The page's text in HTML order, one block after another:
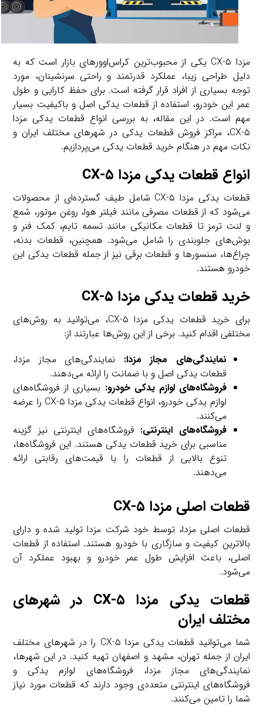
مزدا CX-۵ یکی از محبوب‌ترین کراس‌اوورهای بازار است که به
دلیل طراحی زیبا، عملکرد قدرتمند و راحتی سرنشینان، مورد
توجه بسیاری از افراد قرار گرفته است. برای حفظ کارایی و طول
عمر این خودرو، استفاده از قطعات یدکی اصل و باکیفیت بسیار
مهم است. در این مقاله، به بررسی انواع قطعات یدکی مزدا
CX-۵، مراکز فروش قطعات یدکی در شهرهای مختلف ایران و
نکات مهم در هنگام خرید قطعات یدکی می‌پردازیم.
انواع قطعات یدکی مزدا CX-۵
قطعات یدکی مزدا CX-۵ شامل طیف گسترده‌ای از محصولات
می‌شود که از قطعات مصرفی مانند فیلتر هوا، روغن موتور، شمع
و لنت ترمز تا قطعات مکانیکی مانند تسمه تایم، کمک فنر و
بوش‌های جلوبندی را شامل می‌شود. همچنین، قطعات بدنه،
چراغ‌ها، سنسورها و قطعات برقی نیز از جمله قطعات یدکی این
خودرو هستند.
خرید قطعات یدکی مزدا CX-۵
برای خرید قطعات یدکی مزدا CX-۵، می‌توانید به روش‌های
مختلفی اقدام کنید. برخی از این روش‌ها عبارتند از:
نمایندگی‌های مجاز مزدا: نمایندگی‌های مجاز مزدا،
قطعات یدکی اصل و با ضمانت را ارائه می‌دهند.
فروشگاه‌های لوازم یدکی خودرو: بسیاری از فروشگاه‌های
لوازم یدکی خودرو، انواع قطعات یدکی مزدا CX-۵ را عرضه
می‌کنند.
فروشگاه‌های اینترنتی: فروشگاه‌های اینترنتی نیز گزینه
مناسبی برای خرید قطعات یدکی هستند. این فروشگاه‌ها،
تنوع بالایی از قطعات را با قیمت‌های رقابتی ارائه
می‌دهند.
قطعات اصلی مزدا CX-۵
قطعات اصلی مزدا، توسط خود شرکت مزدا تولید شده و دارای
بالاترین کیفیت و سازگاری با خودرو هستند. استفاده از قطعات
اصلی، باعث افزایش طول عمر خودرو و بهبود عملکرد آن
می‌شود.
قطعات یدکی مزدا CX-۵ در شهرهای
مختلف ایران
شما می‌توانید قطعات یدکی مزدا CX-۵ را در شهرهای مختلف
ایران از جمله تهران، مشهد و اصفهان تهیه کنید. در این شهرها،
نمایندگی‌های مجاز مزدا، فروشگاه‌های لوازم یدکی و
فروشگاه‌های اینترنتی متعددی وجود دارند که قطعات مورد نیاز
شما را تامین می‌کنند.